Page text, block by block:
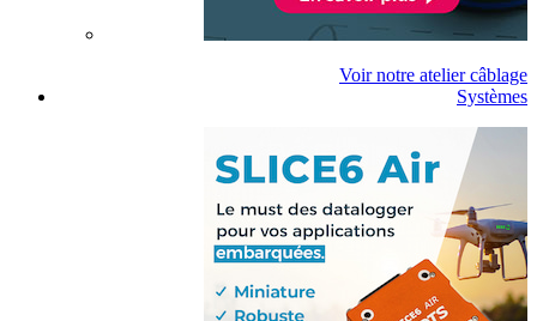
Voir notre atelier câblage
Systèmes